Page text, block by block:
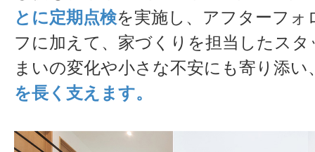
とに定期点検を実施し、アフターフォ
フに加えて、家づくりを担当したス
まいの変化や小さな不安にも寄り添い
を長く支えます。